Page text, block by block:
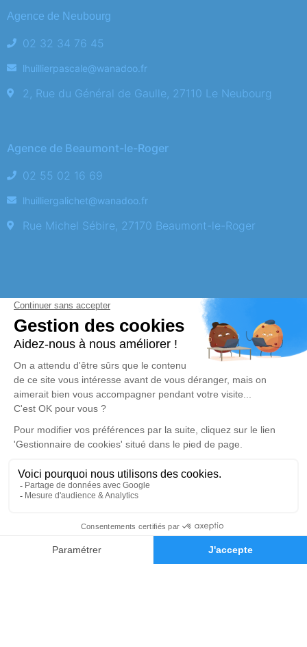
Agence de Neubourg
02 32 34 76 45
lhuillierpascale@wanadoo.fr
2, Rue du Général de Gaulle, 27110 Le Neubourg
Agence de Beaumont-le-Roger
02 55 02 16 69
lhuilliergalichet@wanadoo.fr
Rue Michel Sébire, 27170 Beaumont-le-Roger
Obtenez un devis
DEVIS OBSÈQUES
DEVIS PRÉVOYANCE
DEVIS MARBRERIE